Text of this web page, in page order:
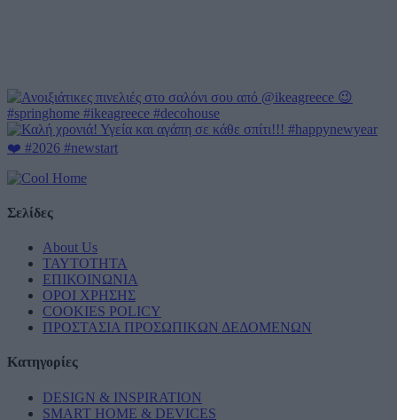
Σελίδες
About Us
ΤΑΥΤΟΤΗΤΑ
ΕΠΙΚΟΙΝΩΝΙΑ
ΟΡΟΙ ΧΡΗΣΗΣ
COOKIES POLICY
ΠΡΟΣΤΑΣΙΑ ΠΡΟΣΩΠΙΚΩΝ ΔΕΔΟΜΕΝΩΝ
Κατηγορίες
DESIGN & INSPIRATION
SMART HOME & DEVICES